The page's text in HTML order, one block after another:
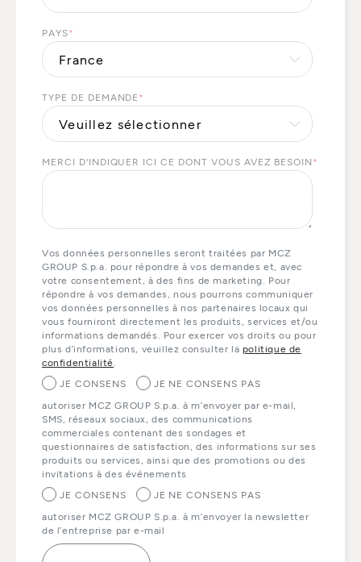
PAYS*
TYPE DE DEMANDE *
MERCI D'INDIQUER ICI CE DONT VOUS AVEZ BESOIN *
Vos données personnelles seront traitées par MCZ
GROUP S.p.a. pour répondre à vos demandes et, avec
votre consentement, à des fins de marketing. Pour
répondre à vos demandes, nous pourrons communiquer
vos données personnelles à nos partenaires locaux qui
vous fourniront directement les produits, services et/ou
informations demandés. Pour exercer vos droits ou pour
plus d’informations, veuillez consulter la politique de
confidentialité
JE CONSENS
JE NE CONSENS PAS
autoriser MCZ GROUP S.p.a. à m’envoyer par e-mail,
SMS, réseaux sociaux, des communications
commerciales contenant des sondages et
questionnaires de satisfaction, des informations sur ses
produits ou services, ainsi que des promotions ou des
invitations à des événements
JE CONSENS
JE NE CONSENS PAS
autoriser MCZ GROUP S.p.a. à m’envoyer la newsletter
de l’entreprise par e-mail